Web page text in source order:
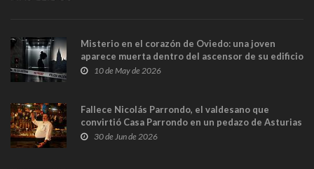
Misterio en el corazón de Oviedo: una joven
aparece muerta dentro del ascensor de su edificio
y las cámaras captan sus últimos minutos
10 de May de 2026
Fallece Nicolás Parrondo, el valdesano que
convirtió Casa Parrondo en un pedazo de Asturias
en Madrid
30 de Jun de 2026